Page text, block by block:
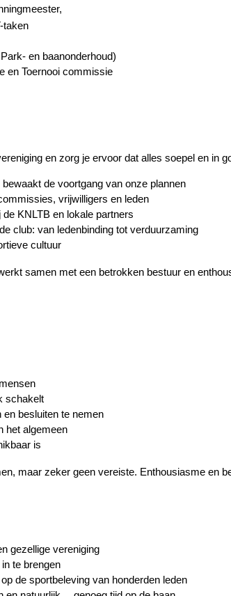
taken
en baanonderhoud)
en Toernooi commissie
en zorg je ervoor dat alles soepel en in
de voortgang van onze plannen
vrijwilligers en leden
KNLTB en lokale partners
club: van ledenbinding tot verduurzaming
cultuur
samen met een betrokken bestuur en
schakelt
en besluiten te nemen
het algemeen
is
maar zeker geen vereiste. Enthousiasme en
gezellige vereniging
te brengen
de sportbeleving van honderden leden